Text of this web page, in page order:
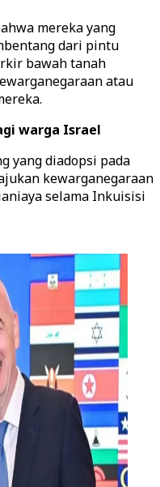
mereka yang
dari pintu
bawah tanah
atau
warga Israel
yang diadopsi pada
kewarganegaraan
selama Inkuisisi